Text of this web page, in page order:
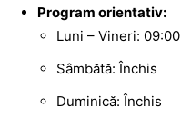
Program orientativ:
Luni – Vineri:
Sâmbătă: Închis
Duminică: Închis